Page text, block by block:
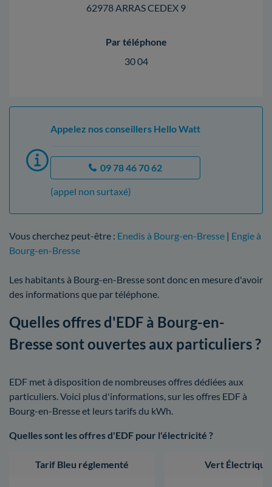
62978 ARRAS CEDEX 9
Par téléphone
30 04
Appelez nos conseillers Hello Watt
09 78 46 70 62
(appel non surtaxé)
Vous cherchez peut-être : Enedis à Bourg-en-Bresse | Engie à
Bourg-en-Bresse
Les habitants à Bourg-en-Bresse sont donc en mesure d'avoir
des informations que par téléphone.
Quelles offres d'EDF à Bourg-en-
Bresse sont ouvertes aux particuliers ?
EDF met à disposition de nombreuses offres dédiées aux
particuliers. Voici plus d'informations, sur les offres EDF à
Bourg-en-Bresse et leurs tarifs du kWh.
Quelles sont les offres d'EDF pour l'électricité ?
Tarif Bleu réglementé Vert Électrique